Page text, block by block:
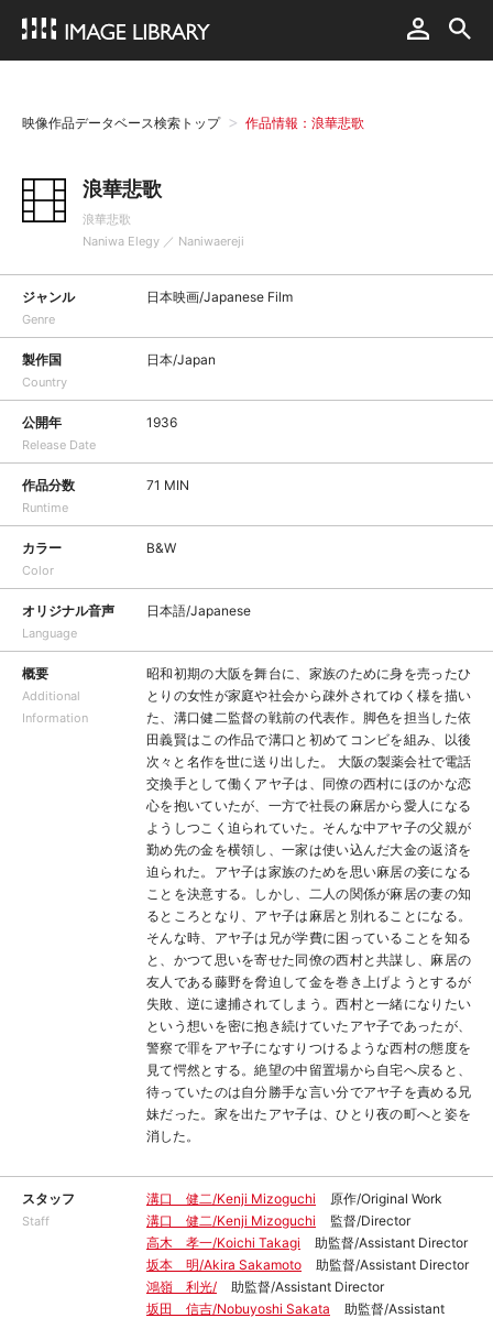
映像作品データベース検索トップ 作品情報：浪華悲歌
浪華悲歌
浪華悲歌
Naniwa Elegy ／ Naniwaereji
ジャンル
Genre
日本映画/Japanese Film
製作国
Country
日本/Japan
公開年
Release Date
1936
作品分数
Runtime
71 MIN
カラー
Color
B&W
オリジナル音声
Language
日本語/Japanese
概要
Additional
Information
昭和初期の大阪を舞台に、家族のために身を売ったひ
とりの女性が家庭や社会から疎外されてゆく様を描い
た、溝口健二監督の戦前の代表作。脚色を担当した依
田義賢はこの作品で溝口と初めてコンビを組み、以後
次々と名作を世に送り出した。 大阪の製薬会社で電話
交換手として働くアヤ子は、同僚の西村にほのかな恋
心を抱いていたが、一方で社長の麻居から愛人になる
ようしつこく迫られていた。そんな中アヤ子の父親が
勤め先の金を横領し、一家は使い込んだ大金の返済を
迫られた。アヤ子は家族のためを思い麻居の妾になる
ことを決意する。しかし、二人の関係が麻居の妻の知
るところとなり、アヤ子は麻居と別れることになる。
そんな時、アヤ子は兄が学費に困っていることを知る
と、かつて思いを寄せた同僚の西村と共謀し、麻居の
友人である藤野を脅迫して金を巻き上げようとするが
失敗、逆に逮捕されてしまう。西村と一緒になりたい
という想いを密に抱き続けていたアヤ子であったが、
警察で罪をアヤ子になすりつけるような西村の態度を
見て愕然とする。絶望の中留置場から自宅へ戻ると、
待っていたのは自分勝手な言い分でアヤ子を責める兄
妹だった。家を出たアヤ子は、ひとり夜の町へと姿を
消した。
スタッフ
Staff
溝口 健二/Kenji Mizoguchi
原作/Original Work
溝口 健二/Kenji Mizoguchi
監督/Director
高木 孝一/Koichi Takagi
助監督/Assistant Director
坂本 明/Akira Sakamoto
助監督/Assistant Director
鴻嶺 利光/
助監督/Assistant Director
坂田 信吉/Nobuyoshi Sakata
助監督/Assistant